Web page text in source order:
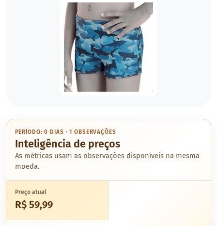
PERÍODO: 0 DIAS · 1 OBSERVAÇÕES
Inteligência de preços
As métricas usam as observações disponíveis na mesma
moeda.
Preço atual
R$ 59,99